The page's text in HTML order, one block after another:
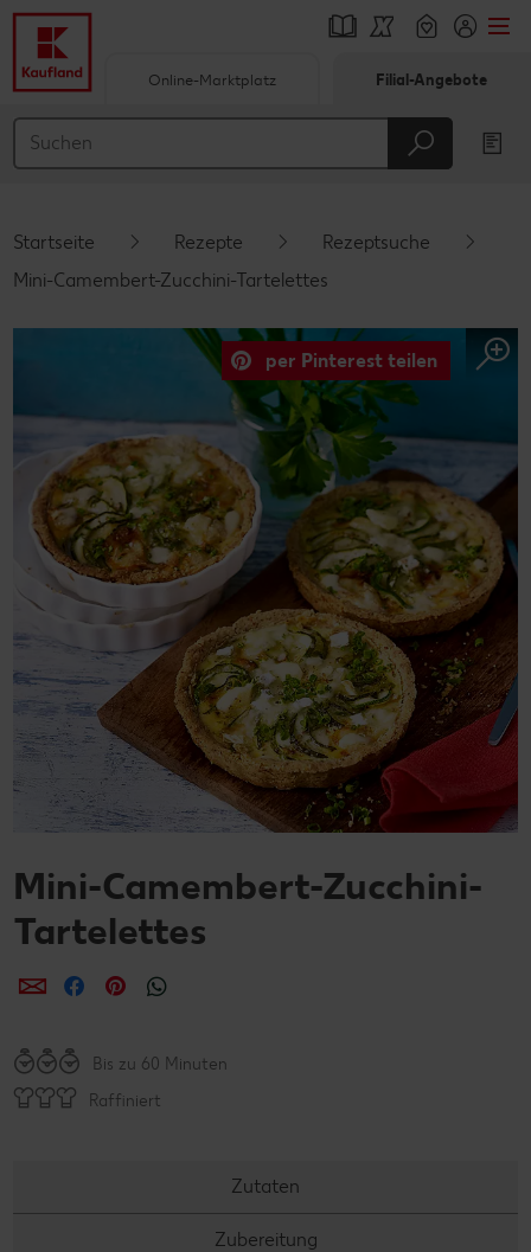
Hauptinhalt
Schwebender Seitenbereich
Online-Marktplatz Filial-Angebote
Startseite Rezepte
Rezeptsuche
Mini-Camembert-Zucchini-Tartelettes
per Pinterest teilen
Mini-Camembert-Zucchini-
Tartelettes
per E-Mail teilen
per Facebook teilen
per Pinterest teilen
Bis zu 60 Minuten
Raffiniert
Zutaten
Zubereitung